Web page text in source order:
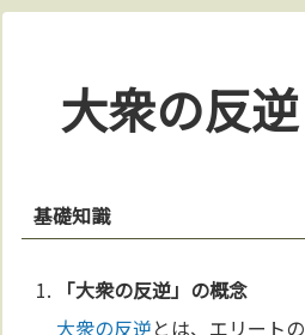
大衆の反逆
基礎知識
「大衆の反逆」の概念
大衆の反逆とは、エリートの